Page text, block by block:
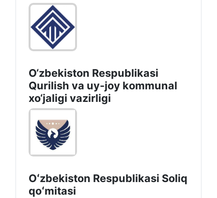
O‘zbekiston Respublikasi
Qurilish va uy-joy kommunal
xo‘jaligi vazirligi
Oʻzbekiston Respublikasi Soliq
qoʻmitasi